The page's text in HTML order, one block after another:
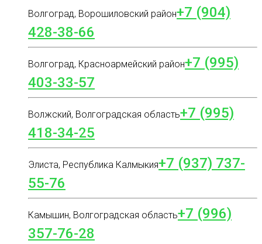
Волгоград, Ворошиловский район+7 (904)
428-38-66
Волгоград, Красноармейский район+7 (995)
403-33-57
Волжский, Волгоградская область+7 (995)
418-34-25
Элиста, Республика Калмыкия+7 (937) 737-
55-76
Камышин, Волгоградская область+7 (996)
357-76-28